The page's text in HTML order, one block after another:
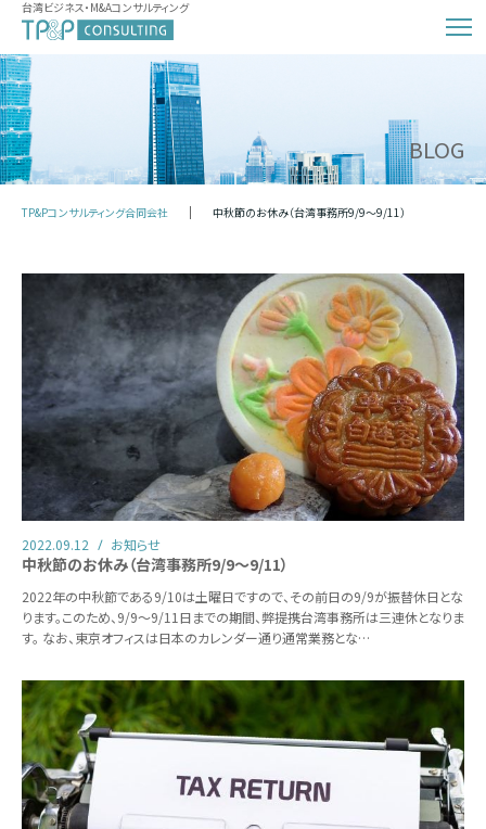
台湾ビジネス・M&Aコンサルティング
BLOG
TP&Pコンサルティング合同会社 中秋節のお休み（台湾事務所9/9～9/11）
2022.09.12 お知らせ
中秋節のお休み（台湾事務所9/9～9/11）
2022年の中秋節である9/10は土曜日ですので、その前日の9/9が振替休日とな
ります。このため、9/9～9/11日までの期間、弊提携台湾事務所は三連休となりま
す。 なお、東京オフィスは日本のカレンダー通り通常業務とな…